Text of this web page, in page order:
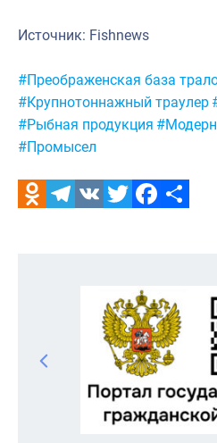
Источник: Fishnews
Метки:
#Преображенская база
#Крупнотоннажный траулер
#Рыбная продукция
#Промысел